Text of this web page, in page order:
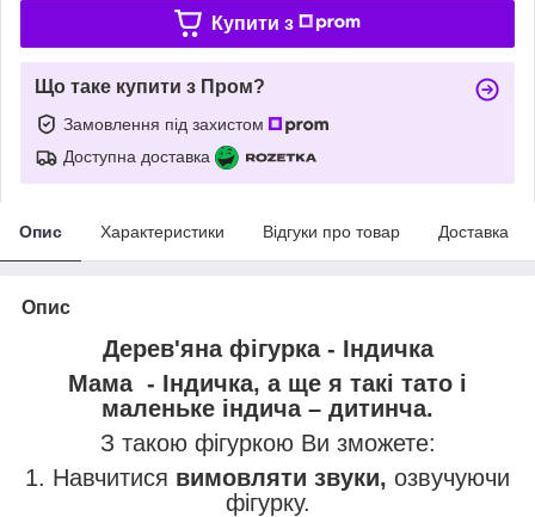
Купити з
Що таке купити з Пром?
Замовлення під захистом
Доступна доставка
Опис Характеристики Відгуки про товар Доставка
Опис
Дерев'яна фігурка - Індичка
Мама - Індичка, а ще я такі тато і
маленьке індича – дитинча.
З такою фігуркою Ви зможете:
1. Навчитися вимовляти звуки, озвучуючи
фігурку.